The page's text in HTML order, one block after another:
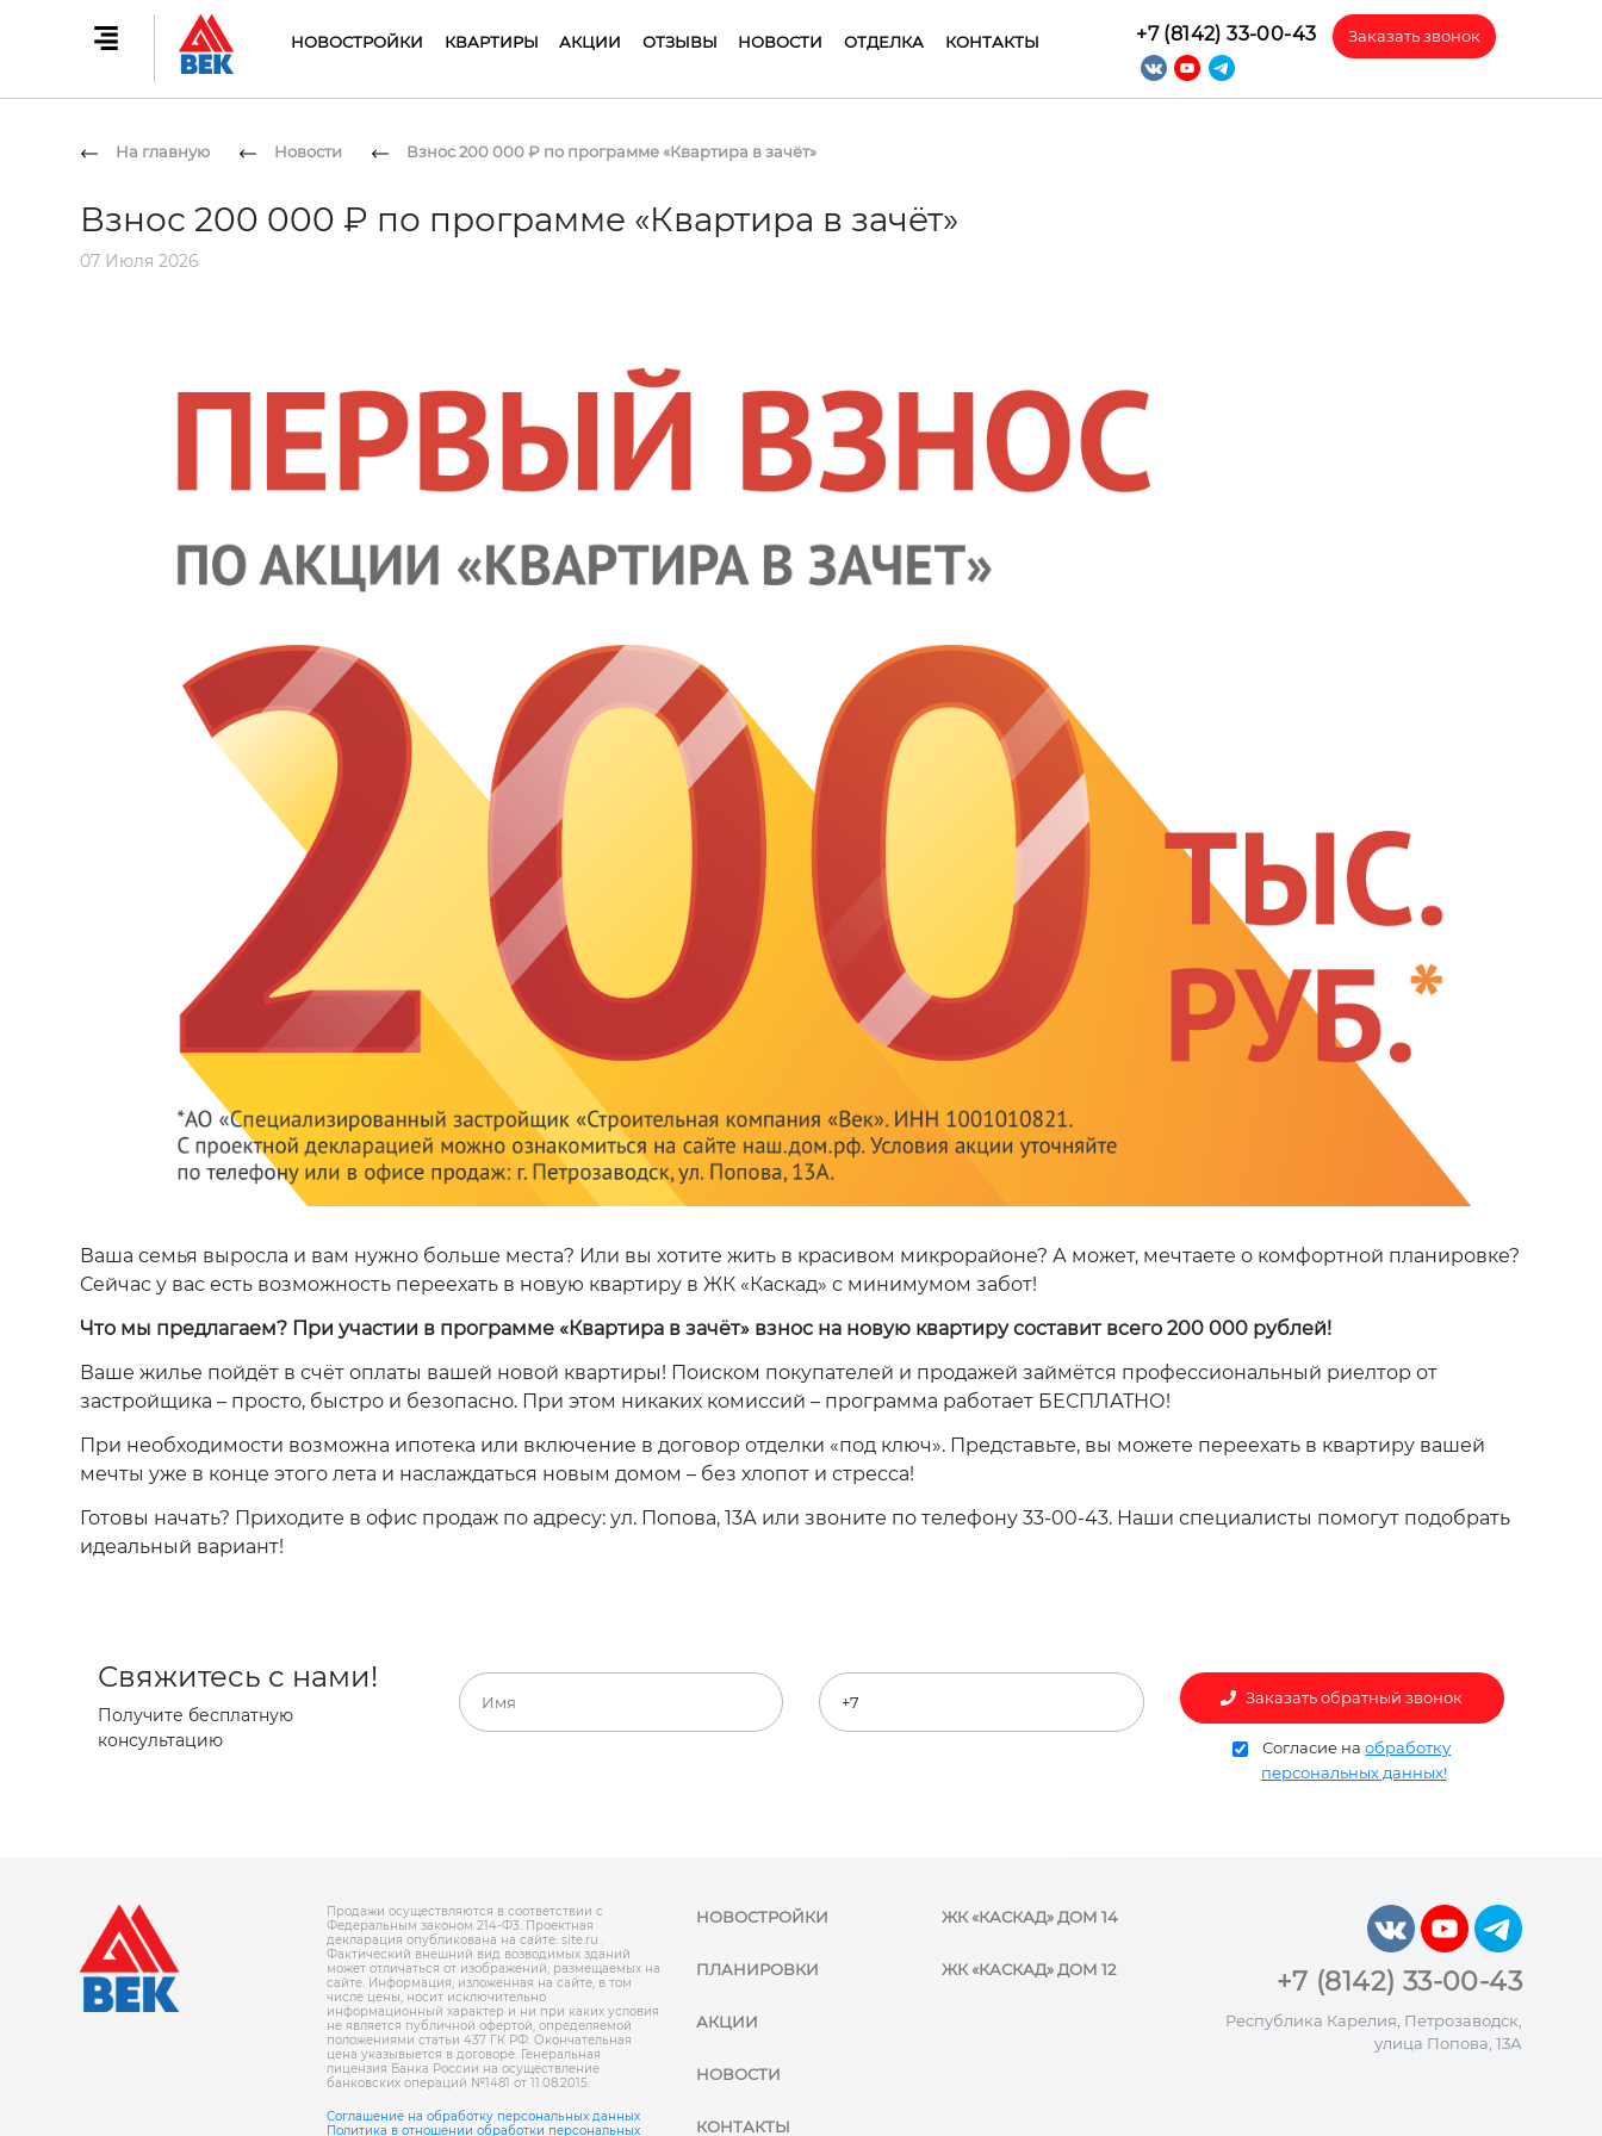
НОВОСТРОЙКИ КВАРТИРЫ АКЦИИ ОТЗЫВЫ НОВОСТИ ОТДЕЛКА КОНТАКТЫ +7 (8142) 33-00-43 Заказать звонок
На главную Новости Взнос 200 000 ₽ по программе «Квартира в зачёт»
Взнос 200 000 ₽ по программе «Квартира в зачёт»
07 Июля 2026
Ваша семья выросла и вам нужно больше места? Или вы хотите жить в красивом микрорайоне? А может, мечтаете о комфортной планировке?
Сейчас у вас есть возможность переехать в новую квартиру в ЖК «Каскад» с минимумом забот!
Что мы предлагаем? При участии в программе «Квартира в зачёт» взнос на новую квартиру составит всего 200 000 рублей!
Ваше жилье пойдёт в счёт оплаты вашей новой квартиры! Поиском покупателей и продажей займётся профессиональный риелтор от
застройщика – просто, быстро и безопасно. При этом никаких комиссий – программа работает БЕСПЛАТНО!
При необходимости возможна ипотека или включение в договор отделки «под ключ». Представьте, вы можете переехать в квартиру вашей
мечты уже в конце этого лета и наслаждаться новым домом – без хлопот и стресса!
Готовы начать? Приходите в офис продаж по адресу: ул. Попова, 13А или звоните по телефону 33-00-43. Наши специалисты помогут подобрать
идеальный вариант!
Свяжитесь с нами!
Получите бесплатную
консультацию
Заказать обратный звонок
Согласие наобработку
персональных данных!
Продажи осуществляются в соответствии с
Федеральным законом 214-Ф3. Проектная
декларация опубликована на сайте: site.ru .
Фактический внешний вид возводимых зданий
может отличаться от изображений, размещаемых на
сайте. Информация, изложенная на сайте, в том
числе цены, носит исключительно
информационный характер и ни при каких условия
не является публичной офертой, определяемой
положениями статьи 437 ГК РФ. Окончательная
цена указывыется в договоре. Генеральная
лицензия Банка России на осуществление
банковских операций №1481 от 11.08.2015.
Соглашение на обработку персональных данных
Политика в отношении обработки персональных
НОВОСТРОЙКИ
ПЛАНИРОВКИ
АКЦИИ
НОВОСТИ
КОНТАКТЫ
ЖК «КАСКАД» ДОМ 14
ЖК «КАСКАД» ДОМ 12 +7 (8142) 33-00-43
Республика Карелия, Петрозаводск,
улица Попова, 13А